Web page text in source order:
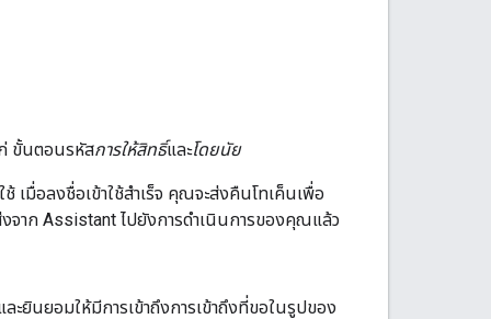
ขั้นตอนรหัสการให้สิทธิ์และโดยนัย
เมื่อลงชื่อเข้าใช้สําเร็จ คุณจะส่งคืนโทเค็นเพื่อ
งจาก Assistant ไปยังการดําเนินการของคุณแล้ว
ะยินยอมให้มีการเข้าถึงการเข้าถึงที่ขอในรูปของ